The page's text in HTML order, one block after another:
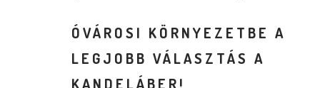
ÓVÁROSI KÖRNYEZETBE A
LEGJOBB VÁLASZTÁS A
KANDELÁBER!